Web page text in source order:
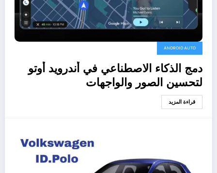
ANDROID AUTO
دمج الذكاء الاصطناعي في أندرويد أوتو
لتحسين الصور والواجهات
قراءة المزيد